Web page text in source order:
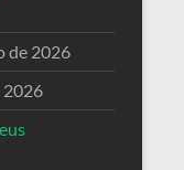
de 2026
2026